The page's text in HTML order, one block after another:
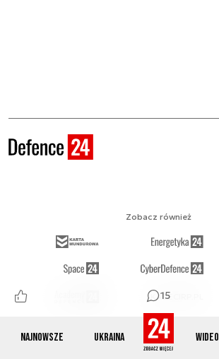
Najnowsze Ukraina Wideo
15
Zobacz również
KADECIRP.PL